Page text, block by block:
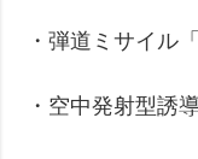
・弾道ミサイル
・空中発射型誘